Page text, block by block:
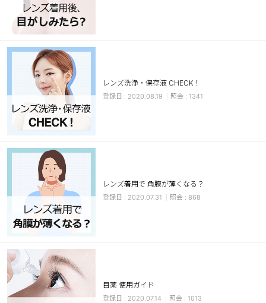
グレー
ヘーゼル
ブルー
透明
ハロウィンカラコン
ケア用品
レビュー
EYEしてる
総合掲示板
カスタマーサービス
ショッピングガイド
レンズ洗浄・保存液 CHECK！
2020.08.19 1341
レンズ着用で 角膜が薄くなる？
2020.07.31 868
目薬 使用ガイド
2020.07.14 1013